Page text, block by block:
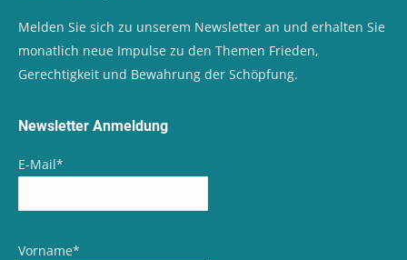
Melden Sie sich zu unserem Newsletter an und erhalten Sie
monatlich neue Impulse zu den Themen Frieden,
Gerechtigkeit und Bewahrung der Schöpfung.
Newsletter Anmeldung
E-Mail*
Vorname*